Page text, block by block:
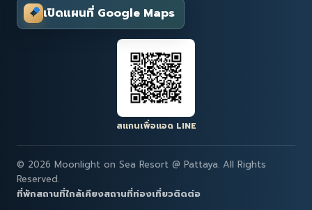
⌖ เปิดแผนที่ Google Maps
สแกนเพื่อแอด LINE
© 2026 Moonlight on Sea Resort @ Pattaya. All Rights
Reserved.
ที่พักสถานที่ใกล้เคียงสถานที่ท่องเที่ยวติดต่อ